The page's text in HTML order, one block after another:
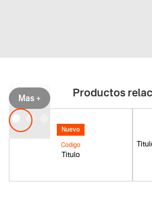
Mas + Productos
Nuevo
Titulo
Codigo